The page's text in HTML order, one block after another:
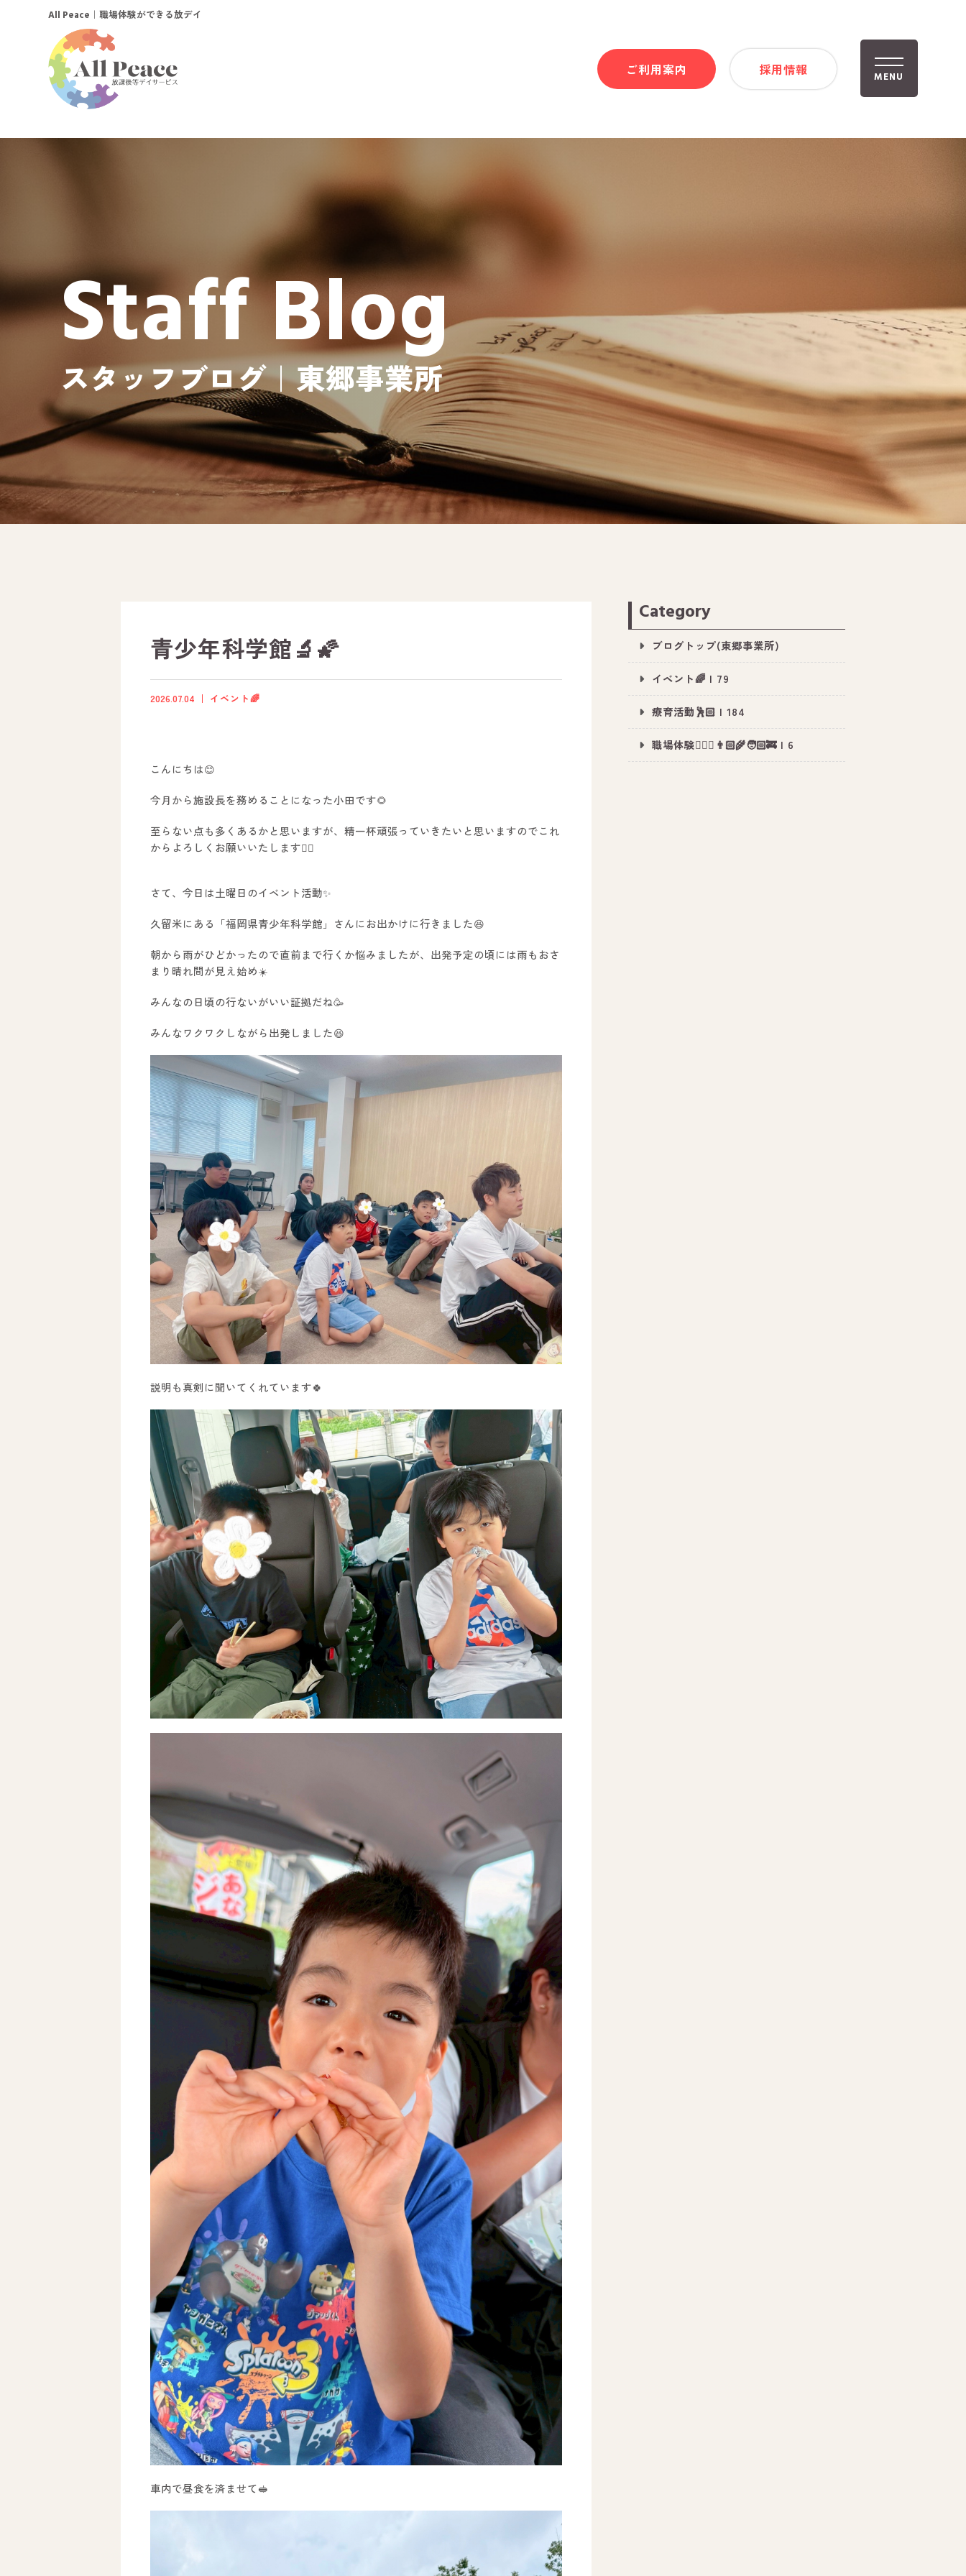
MENU
ホーム
オールピースについて
活動内容
ご利用までの流れ
自己評価表
支援プログラム
社内行事
お問い合わせ
事業所のご案内
－ オールピース宗像事業所
－ オールピース福津事業所
－ オールピース春日事業所
－ オールピース遠賀事業所
－ オールピース東郷事業所
－ オールピース鳥栖事業所
スタッフブログ
－ 宗像事業所のブログ
－ 福津事業所のブログ
－ 春日事業所のブログ
－ 東郷事業所のブログ
All Peace ｜職場体験ができる放デイ
ご利用案内 採用情報
Staff Blog
スタッフブログ｜東郷事業所
青少年科学館🔬🌠
2026.07.04 イベント🌈
こんにちは😊
今月から施設長を務めることになった小田です🌻
至らない点も多くあるかと思いますが、精一杯頑張っていきたいと思いますのでこれ
からよろしくお願いいたします🙇‍♀️
さて、今日は土曜日のイベント活動✨
久留米にある「福岡県青少年科学館」さんにお出かけに行きました😆
朝から雨がひどかったので直前まで行くか悩みましたが、出発予定の頃には雨もおさ
まり晴れ間が見え始め☀️
みんなの日頃の行ないがいい証拠だね🥳
みんなワクワクしながら出発しました😆
説明も真剣に聞いてくれています🍀
車内で昼食を済ませて🥪
Category
ブログトップ(東郷事業所)
イベント🌈 | 79
療育活動🕺🏻 | 184
職場体験👮🏻‍♀️👨🏻‍🌾🧑🏻‍🚒 | 6